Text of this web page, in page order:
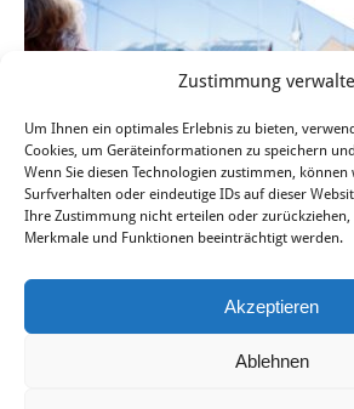
Zustimmung
Um Ihnen ein optimales Erlebnis zu bieten,
Cookies, um Geräteinformationen zu speichern
Wenn Sie diesen Technologien zustimmen, können
Surfverhalten oder eindeutige IDs auf dieser
Ihre Zustimmung nicht erteilen oder
Merkmale und Funktionen beeinträchtigt werden.
Akzeptieren
Ablehnen